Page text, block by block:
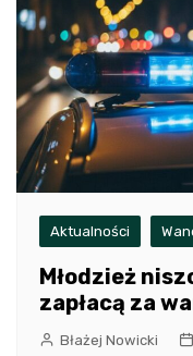
Aktualności
Młodzież
zapłacą za
Błażej Nowicki